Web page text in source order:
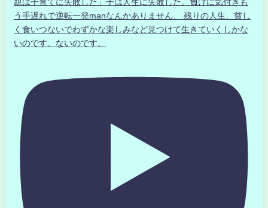
う手遅れで逆転一発manなんかありません、 残りの人生、貧し
く食いつないでわずかな楽しみなど見つけて生きていくしかな
いのです。ないのです。